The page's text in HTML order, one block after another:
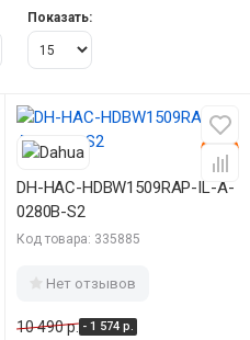
Показать:
DH-HAC-HDBW1509RAP-IL-A-
0280B-S2
Код товара: 335885
Нет отзывов
10 490 р. - 1 574 р.